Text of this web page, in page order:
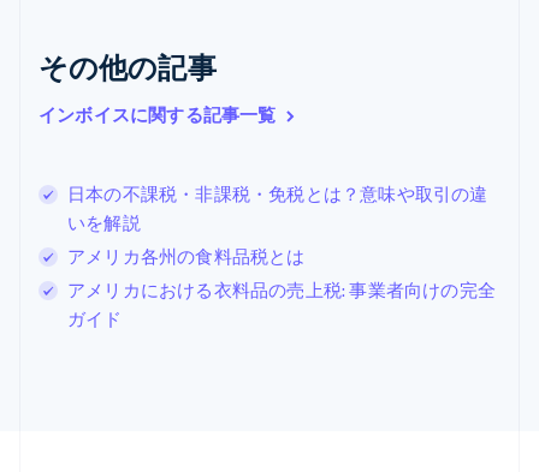
その他の記事
インボイスに関する記事一覧
日本の不課税・非課税・免税とは？意味や取引の違
いを解説
アメリカ各州の食料品税とは
アメリカにおける衣料品の売上税: 事業者向けの完全
ガイド
クロアチア
English Italiano
ジブラルタル
English 简体中文
スイス
DeutschFrançais
スウェーデン
Svenska English
スペイン
Español